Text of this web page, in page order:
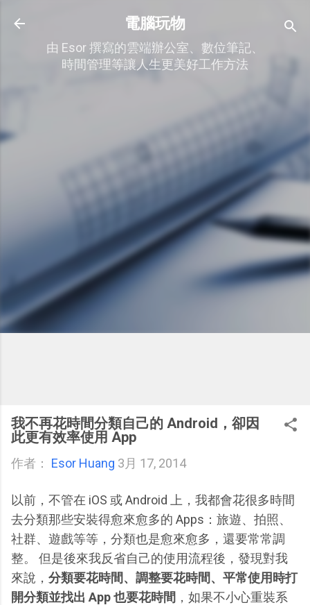
跳到主要內容
電腦玩物
由 Esor 撰寫的雲端辦公室、數位筆記、
時間管理等讓人生更美好工作方法
我不再花時間分類自己的 Android，卻因
此更有效率使用 App
作者： Esor Huang 3月 17, 2014
以前，不管在 iOS 或 Android 上，我都會花很多時間
去分類那些安裝得愈來愈多的 Apps：旅遊、拍照、
社群、遊戲等等，分類也是愈來愈多，還要常常調
整。 但是後來我反省自己的使用流程後，發現對我
來說， 分類要花時間、調整要花時間、平常使用時打
開分類並找出 App 也要花時間 ，如果不小心重裝系